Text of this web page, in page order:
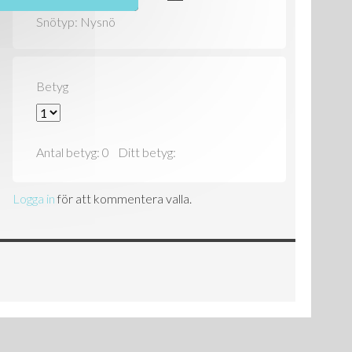
Snötyp: Nysnö
Betyg
Antal betyg: 0 Ditt betyg:
Logga in för att kommentera valla.